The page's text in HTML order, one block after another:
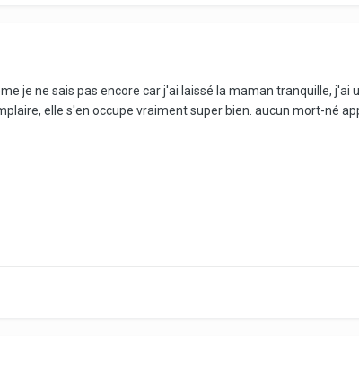
je ne sais pas encore car j'ai laissé la maman tranquille,
elle s'en occupe vraiment super bien. aucun mort-né